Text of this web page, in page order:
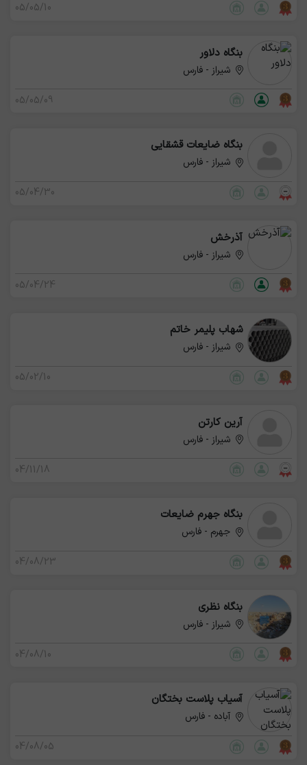
05/05/10
بنگاه دلاور
شیراز - فارس
05/05/09
بنگاه ضایعات قشقایی
شیراز - فارس
05/04/30
آذرخش
شیراز - فارس
05/04/24
شهاب پلیمر خاتم
شیراز - فارس
05/02/10
آرین کارتن
شیراز - فارس
04/11/18
بنگاه جهرم ضایعات
جهرم - فارس
04/08/23
بنگاه نظری
شیراز - فارس
04/08/10
آسیاب‌ پلاست‌ بختگان
آباده - فارس
04/08/05